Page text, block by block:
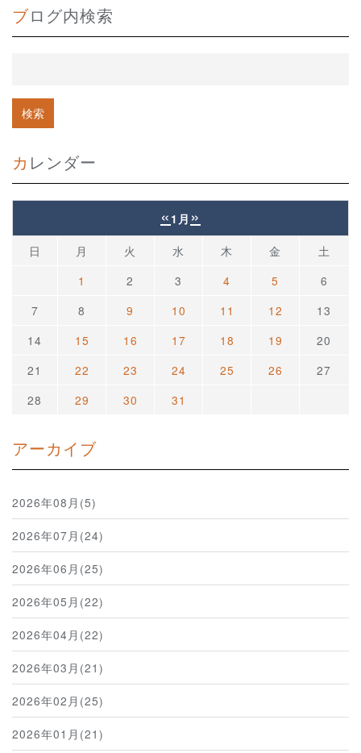
ブログ内検索
カレンダー
« 1月 »
日 月 火 水 木 金
土
1
2 3 4 5
6
7
8 9 10 11 12
13
14
15 16 17 18 19
20
21
22 23 24 25 26
27
28
29 30 31
アーカイブ
2026年08月(5)
2026年07月(24)
2026年06月(25)
2026年05月(22)
2026年04月(22)
2026年03月(21)
2026年02月(25)
2026年01月(21)